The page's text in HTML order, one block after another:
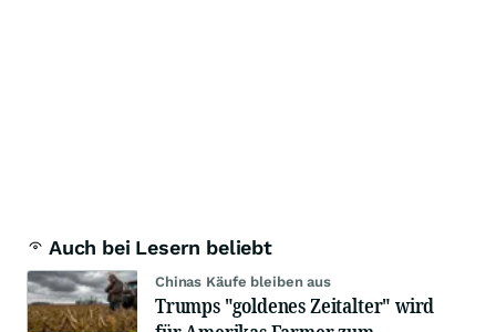
Auch bei Lesern beliebt
Chinas Käufe bleiben aus
Trumps "goldenes Zeitalter" wird